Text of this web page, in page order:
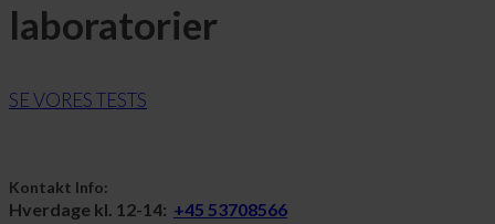
laboratorier
SE VORES TESTS
Kontakt Info:
Hverdage kl. 12-14: +45 53708566